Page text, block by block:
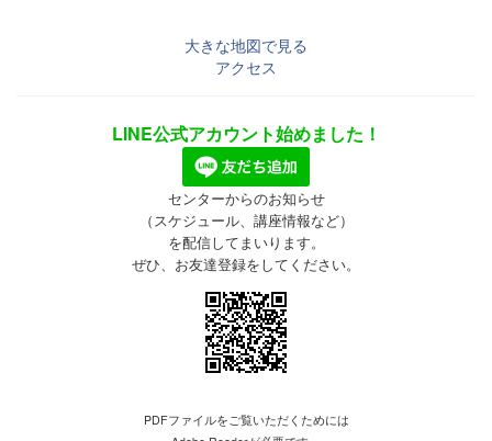
大きな地図で見る
アクセス
LINE公式アカウント始めました！
センターからのお知らせ
（スケジュール、講座情報など）
を配信してまいります。
ぜひ、お友達登録をしてください。
PDFファイルをご覧いただくためには